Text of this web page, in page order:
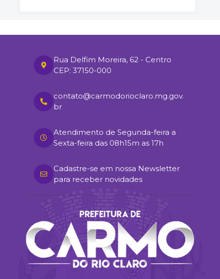
Rua Delfim Moreira, 62 - Centro
CEP: 37150-000
contato@carmodorioclaro.mg.gov.
br
Atendimento de Segunda-feira a
Sexta-feira das 08h15m as 17h
Cadastre-se em nossa Newsletter
para receber novidades